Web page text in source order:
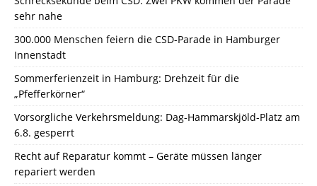
sehr nahe
300.000 Menschen feiern die CSD-Parade in Hamburger
Innenstadt
Sommerferienzeit in Hamburg: Drehzeit für die
„Pfefferkörner“
Vorsorgliche Verkehrsmeldung: Dag-Hammarskjöld-Platz am
6.8. gesperrt
Recht auf Reparatur kommt – Geräte müssen länger
repariert werden